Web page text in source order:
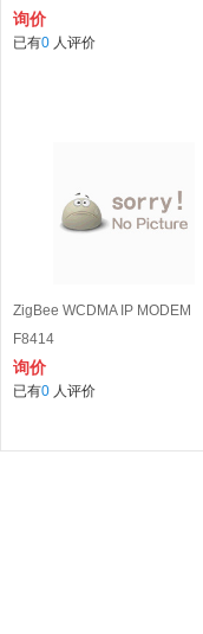
询价
已有0 人评价
ZigBee WCDMA IP MODEM
F8414
询价
已有0 人评价